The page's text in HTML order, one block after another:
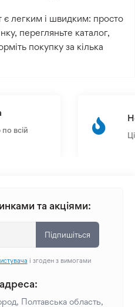
легким і швидким: просто
перегляньте каталог,
покупку за кілька
всій
та акціями:
Підпишіться
і згоден з вимогами
Полтавська область,